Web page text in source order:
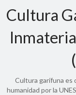
Cultura
Cultura garífuna es
humanidad por la